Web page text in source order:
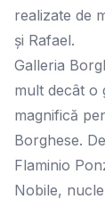
realizate de
și Rafael.
Galleria
mult decât o
magnifică
Borghese.
Flaminio
Nobile,